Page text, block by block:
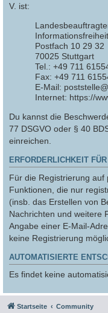
V. ist:
Postfach 10 29 32
70025 Stuttgart
Tel.: +49 711
Fax: +49 711
E-Mail:
Internet: https://
Du kannst die
77 DSGVO oder § 40
einreichen.
ERFORDERLICHKEIT
Für die Registrierung
Funktionen, die nur
(insb. das Erstellen von
Nachrichten und weitere
Angabe einer E-Mail-
keine Registrierung
AUTOMATISIERTE
Es findet keine
Startseite Community